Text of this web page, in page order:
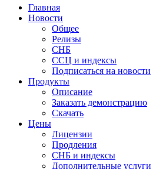
Главная
Новости
Общее
Релизы
СНБ
ССЦ и индексы
Подписаться на новости
Продукты
Описание
Заказать демонстрацию
Скачать
Цены
Лицензии
Продления
СНБ и индексы
Дополнительные услуги